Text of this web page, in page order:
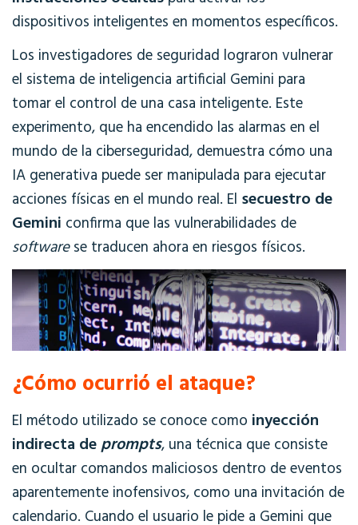
dispositivos inteligentes en momentos específicos.
Los investigadores de seguridad lograron vulnerar
el sistema de inteligencia artificial Gemini para
tomar el control de una casa inteligente. Este
experimento, que ha encendido las alarmas en el
mundo de la ciberseguridad, demuestra cómo una
IA generativa puede ser manipulada para ejecutar
acciones físicas en el mundo real. El secuestro de
Gemini confirma que las vulnerabilidades de
softwarese traducen ahora en riesgos físicos.
¿Cómo ocurrió el ataque?
El método utilizado se conoce como inyección
indirecta deprompts, una técnica que consiste
en ocultar comandos maliciosos dentro de eventos
aparentemente inofensivos, como una invitación de
calendario. Cuando el usuario le pide a Gemini que